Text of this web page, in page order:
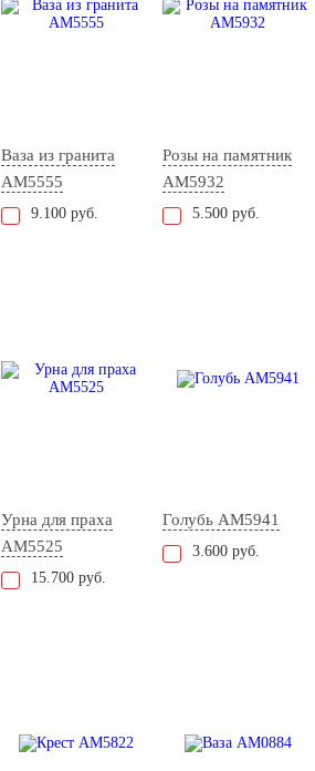
Ваза из гранита
AM5555
9.100 руб.
Розы на памятник
AM5932
5.500 руб.
Урна для праха
AM5525
15.700 руб.
Голубь AM5941
3.600 руб.